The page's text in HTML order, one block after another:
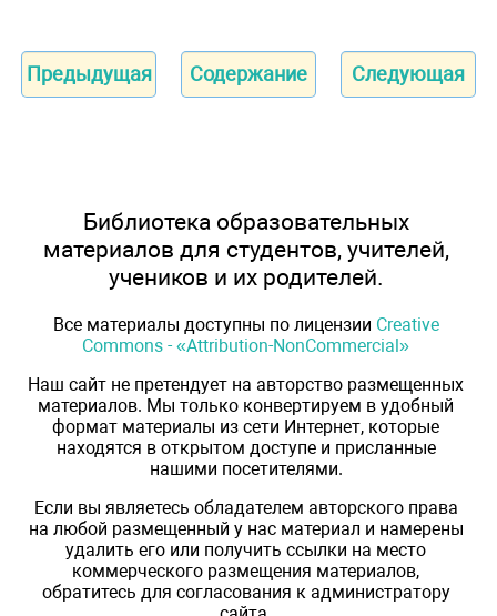
Предыдущая Содержание Следующая
Библиотека образовательных
материалов для студентов, учителей,
учеников и их родителей.
Все материалы доступны по лицензии Creative
Commons - «Attribution-NonCommercial»
Наш сайт не претендует на авторство размещенных
материалов. Мы только конвертируем в удобный
формат материалы из сети Интернет, которые
находятся в открытом доступе и присланные
нашими посетителями.
Если вы являетесь обладателем авторского права
на любой размещенный у нас материал и намерены
удалить его или получить ссылки на место
коммерческого размещения материалов,
обратитесь для согласования к администратору